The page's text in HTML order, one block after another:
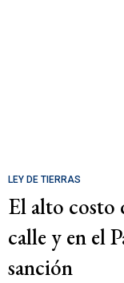
LEY DE TIERRAS
El alto costo
calle y en el
sanción